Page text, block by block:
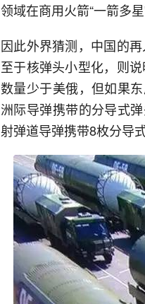
领域在商用火箭“一箭多
因此外界猜测，中国的
至于核弹头小型化，则
数量少于美俄，但如果
洲际导弹携带的分导式
射弹道导弹携带8枚分导